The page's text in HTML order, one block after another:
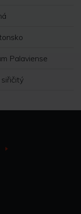
Palaviense
siřičitý